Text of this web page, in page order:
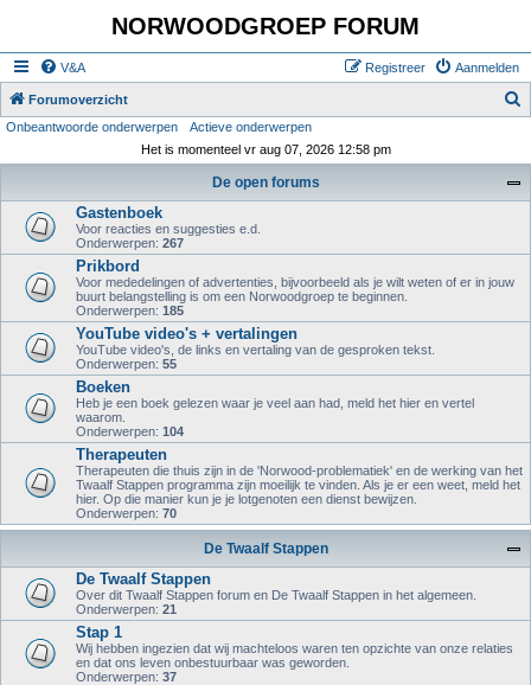
NORWOODGROEP FORUM
V&A Aanmelden
Registreer
Forumoverzicht
Onbeantwoorde onderwerpen
Actieve onderwerpen
Het is momenteel vr aug 07, 2026 12:58 pm
De open forums
Gastenboek
Voor reacties en suggesties e.d.
Onderwerpen: 267
Prikbord
Voor mededelingen of advertenties, bijvoorbeeld als je wilt weten of er in jouw
buurt belangstelling is om een Norwoodgroep te beginnen.
Onderwerpen: 185
YouTube video's + vertalingen
YouTube video's, de links en vertaling van de gesproken tekst.
Onderwerpen: 55
Boeken
Heb je een boek gelezen waar je veel aan had, meld het hier en vertel
waarom.
Onderwerpen: 104
Therapeuten
Therapeuten die thuis zijn in de 'Norwood-problematiek' en de werking van het
Twaalf Stappen programma zijn moeilijk te vinden. Als je er een weet, meld het
hier. Op die manier kun je je lotgenoten een dienst bewijzen.
Onderwerpen: 70
De Twaalf Stappen
De Twaalf Stappen
Over dit Twaalf Stappen forum en De Twaalf Stappen in het algemeen.
Onderwerpen: 21
Stap 1
Wij hebben ingezien dat wij machteloos waren ten opzichte van onze relaties
en dat ons leven onbestuurbaar was geworden.
Onderwerpen: 37